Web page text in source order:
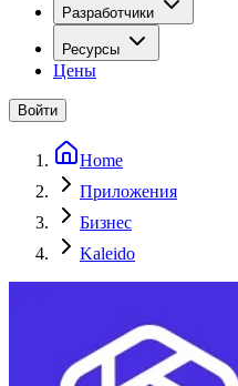
Разработчики
Ресурсы
Цены
Войти
Home
Приложения
Бизнес
Kaleido